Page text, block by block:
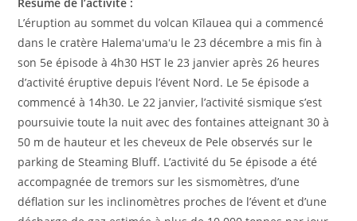
Résumé de l’activité :
L’éruption au sommet du volcan Kīlauea qui a commencé
dans le cratère Halemaʻumaʻu le 23 décembre a mis fin à
son 5e épisode à 4h30 HST le 23 janvier après 26 heures
d’activité éruptive depuis l’évent Nord. Le 5e épisode a
commencé à 14h30. Le 22 janvier, l’activité sismique s’est
poursuivie toute la nuit avec des fontaines atteignant 30 à
50 m de hauteur et les cheveux de Pele observés sur le
parking de Steaming Bluff. L’activité du 5e épisode a été
accompagnée de tremors sur les sismomètres, d’une
déflation sur les inclinomètres proches de l’évent et d’une